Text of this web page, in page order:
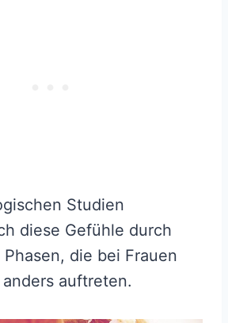
Studien
diese Gefühle durch
die bei Frauen
auftreten.